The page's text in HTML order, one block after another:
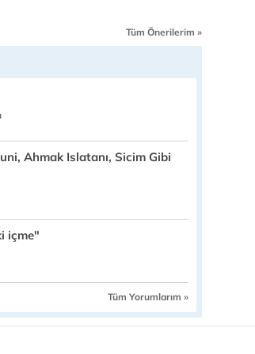
Tüm Önerilerim »
Ahmak Islatanı, Sicim Gibi
içme"
Tüm Yorumlarım »